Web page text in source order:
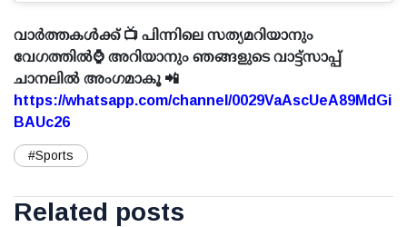
വാർത്തകൾക്ക് 📺 പിന്നിലെ സത്യമറിയാനും
വേഗത്തിൽ⌚ അറിയാനും ഞങ്ങളുടെ വാട്ട്സാപ്പ്
ചാനലിൽ അംഗമാകൂ 📲
https://whatsapp.com/channel/0029VaAscUeA89MdGi
BAUc26
#Sports
Related posts